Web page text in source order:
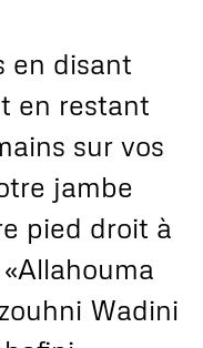
en disant
en restant
sur vos
jambe
pied droit à
Wadini